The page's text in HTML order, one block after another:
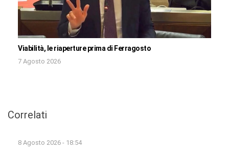
Viabilità, le riaperture prima di Ferragosto
7 Agosto 2026
Correlati
8 Agosto 2026 - 18:54